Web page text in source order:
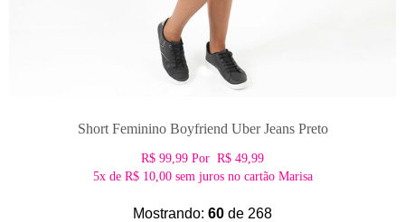
Short Feminino Boyfriend Uber Jeans Preto
R$ 99,99 Por R$ 49,99
5xde R$ 10,00sem juros no cartão Marisa
Mostrando: 60 de 268